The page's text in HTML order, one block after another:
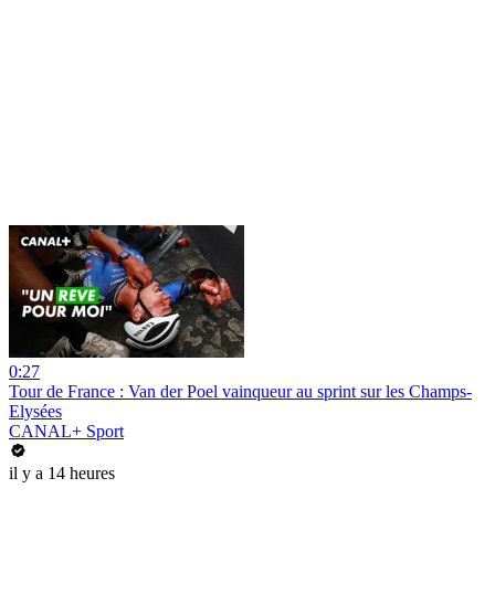
0:27
Tour de France : Van der Poel vainqueur au sprint sur les Champs-
Elysées
CANAL+ Sport
il y a 14 heures